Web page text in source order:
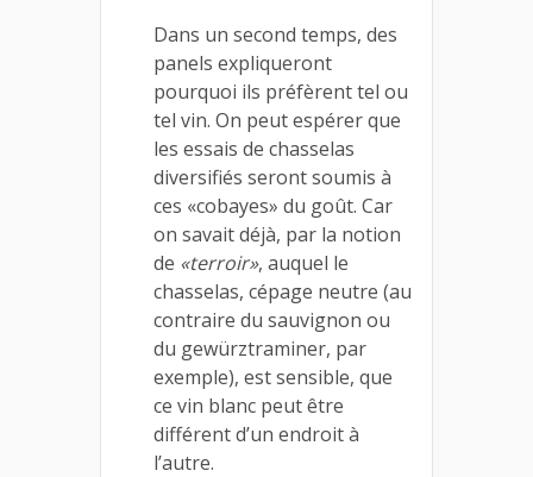
Dans un second temps, des
panels expliqueront
pourquoi ils préfèrent tel ou
tel vin. On peut espérer que
les essais de chasselas
diversifiés seront soumis à
ces «cobayes» du goût. Car
on savait déjà, par la notion
de «terroir», auquel le
chasselas, cépage neutre (au
contraire du sauvignon ou
du gewürztraminer, par
exemple), est sensible, que
ce vin blanc peut être
différent d’un endroit à
l’autre.